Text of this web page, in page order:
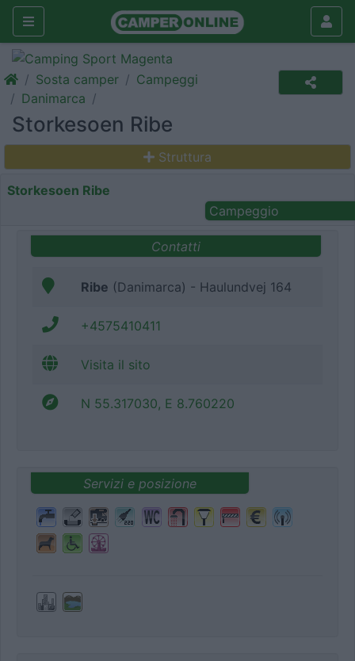
Sosta camper
Campeggi
Danimarca
Storkesoen Ribe
Struttura
Storkesoen Ribe
Campeggio
Contatti
Ribe (Danimarca) - Haulundvej 164
+4575410411
Visita il sito
N 55.317030, E 8.760220
Servizi e posizione